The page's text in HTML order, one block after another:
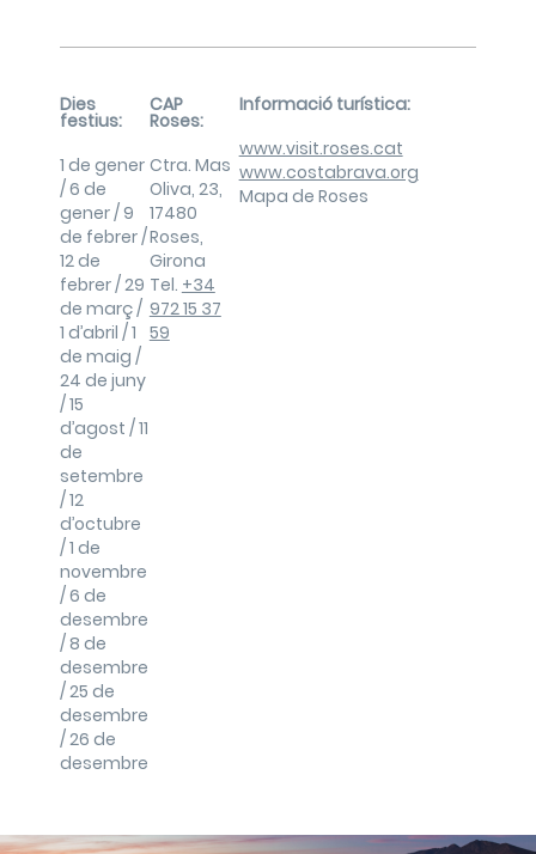
Dies
festius:
1 de gener
/ 6 de
gener / 9
de febrer /
12 de
febrer / 29
de març /
1 d’abril / 1
de maig /
24 de juny
/ 15
d’agost / 11
de
setembre
/ 12
d’octubre
/ 1 de
novembre
/ 6 de
desembre
/ 8 de
desembre
/ 25 de
desembre
/ 26 de
desembre
CAP
Roses:
Ctra. Mas
Oliva, 23,
17480
Roses,
Girona
Tel. +34
972 15 37
59
Informació turística:
www.visit.roses.cat
www.costabrava.org
Mapa de Roses